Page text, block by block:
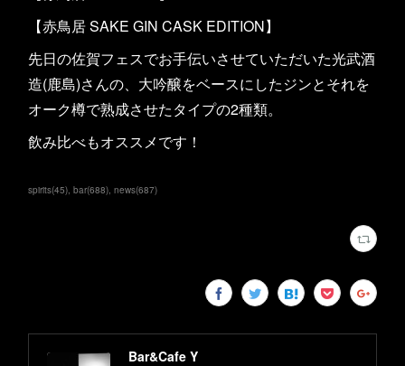
【赤鳥居 SAKE GIN CASK EDITION】
先日の佐賀フェスでお手伝いさせていただいた光武酒
造(鹿島)さんの、大吟醸をベースにしたジンとそれを
オーク樽で熟成させたタイプの2種類。
飲み比べもオススメです！
spirits(45) bar(688) news(687)
Bar&Cafe Y